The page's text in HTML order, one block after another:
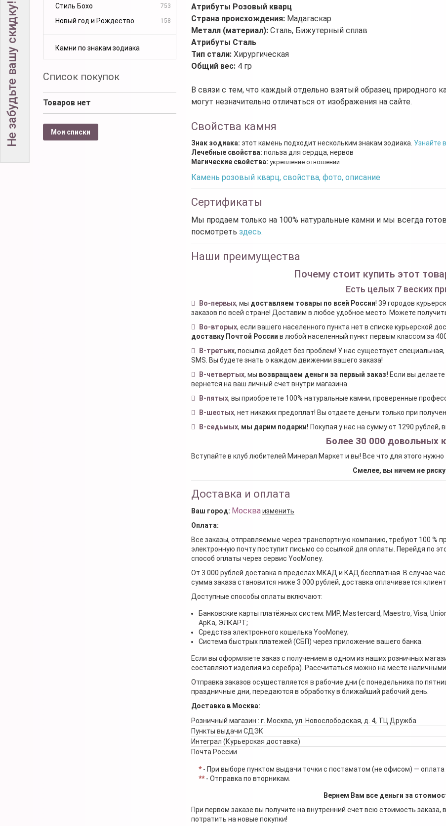
Стиль Бохо 753
Новый год и Рождество 158
Камни по знакам зодиака
Список покупок
Товаров нет
Мои списки
Атрибуты Розовый кварц
Страна происхождения: Мадагаскар
Металл (материал): Сталь, Бижутерный сплав
Атрибуты Сталь
Тип стали: Хирургическая
Общий вес: 4 гр
В связи с тем, что каждый отдельно взятый образец природного
могут незначительно отличаться от изображения на сайте.
Свойства камня
Знак зодиака: этот камень подходит нескольким знакам зодиака. Узнайте
Лечебные свойства: польза для сердца, нервов
Магические свойства: укрепление отношений
Камень розовый кварц, свойства, фото, описание
Сертификаты
Мы продаем только на 100% натуральные камни и мы всегда
посмотреть здесь.
Наши преимущества
Почему стоит купить этот
Есть целых 7 веских
Во-первых, мы доставляем товары по всей России! 39 городов
заказов по всей стране! Доставим в любое удобное место. Можете
Во-вторых, если вашего населенного пункта нет в списке курьерской
доставку Почтой России в любой населенный пункт первым классом за 400
В-третьих, посылка дойдет без проблем! У нас существует
SMS. Вы будете знать о каждом движении вашего заказа!
В-четвертых, мы возвращаем деньги за первый заказ! Если вы
вернется на ваш личный счет внутри магазина.
В-пятых, вы приобретете 100% натуральные камни, проверенные
В-шестых, нет никаких предоплат! Вы отдаете деньги только при
В-седьмых, мы дарим подарки! Покупая у нас на сумму от 1290 рублей,
Более 30 000 довольных
Вступайте в клуб любителей Минерал Маркет и вы! Все что для этого
Смелее, вы ничем не
Доставка и оплата
Ваш город: Москваизменить
Оплата:
Все заказы, отправляемые через транспортную компанию, требуют 100 %
электронную почту поступит письмо со ссылкой для оплаты. Перейдя по
способ оплаты через сервис YooMoney.
От 3 000 рублей доставка в пределах МКАД и КАД бесплатная. В случае
сумма заказа становится ниже 3 000 рублей, доставка оплачивается
Доступные способы оплаты включают:
Банковские карты платёжных систем: МИР, Mastercard, Maestro, Visa,
АрКа, ЭЛКАРТ;
Средства электронного кошелька YooMoney;
Система быстрых платежей (СБП) через приложение вашего банка.
Если вы оформляете заказ с получением в одном из наших розничных
составляют изделия из серебра). Рассчитаться можно на месте наличными
Отправка заказов осуществляется в рабочие дни (с понедельника по
праздничные дни, передаются в обработку в ближайший рабочий день.
Доставка в Москва:
Розничный магазин : г. Москва, ул. Новослободская, д. 4, ТЦ Дружба
Пункты выдачи СДЭК
Интеграл (Курьерская доставка)
Почта России
*- При выборе пунктом выдачи точки с постаматом (не офисом) — оплата
**- Отправка по вторникам.
Вернем Вам все деньги за
При первом заказе вы получите на внутренний счет всю стоимость
потратить на новые покупки!
Не забудьте вашу скидку!